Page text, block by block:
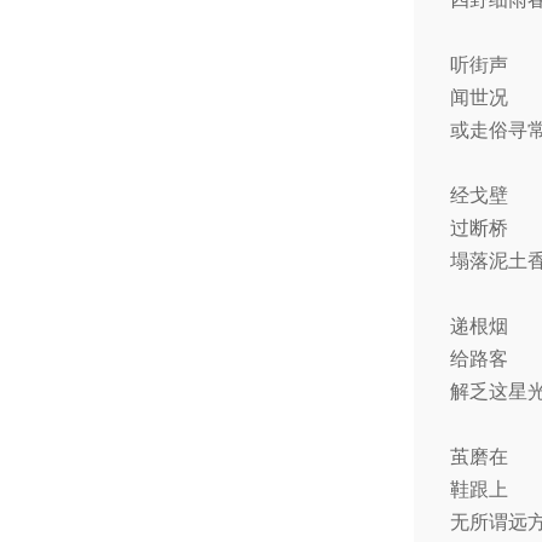
听街声
闻世况
或走俗寻
经戈壁
过断桥
塌落泥土
递根烟
给路客
解乏这星
茧磨在
鞋跟上
无所谓远